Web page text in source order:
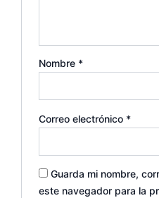
Nombre *
Correo electrónico *
Guarda mi nombre,
este navegador para la